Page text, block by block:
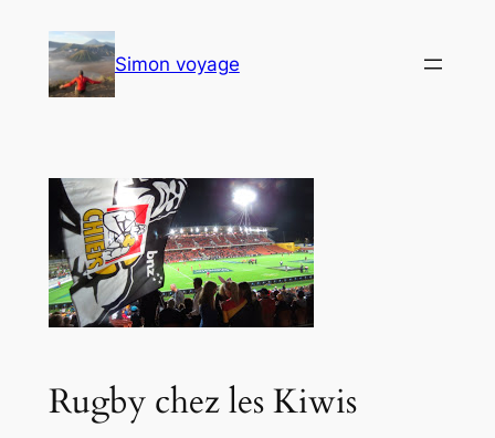
contenu
Simon voyage
Rugby chez les Kiwis